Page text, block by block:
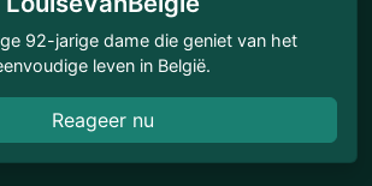
92-jarige dame die geniet van het
leven in België.
Reageer nu